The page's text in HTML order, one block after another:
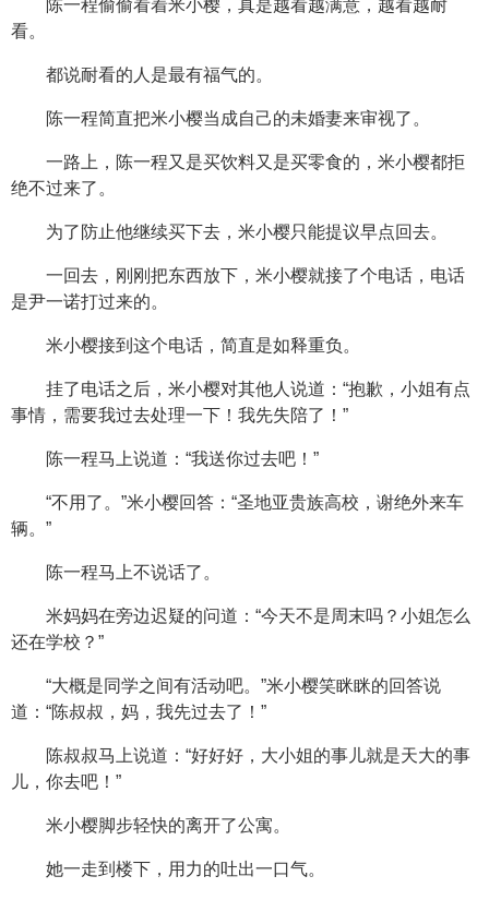
陈一程偷偷看着米小樱，真是越看越满意，越看越耐
看。
都说耐看的人是最有福气的。
陈一程简直把米小樱当成自己的未婚妻来审视了。
一路上，陈一程又是买饮料又是买零食的，米小樱都拒
绝不过来了。
为了防止他继续买下去，米小樱只能提议早点回去。
一回去，刚刚把东西放下，米小樱就接了个电话，电话
是尹一诺打过来的。
米小樱接到这个电话，简直是如释重负。
挂了电话之后，米小樱对其他人说道：“抱歉，小姐有点
事情，需要我过去处理一下！我先失陪了！”
陈一程马上说道：“我送你过去吧！”
“不用了。”米小樱回答：“圣地亚贵族高校，谢绝外来车
辆。”
陈一程马上不说话了。
米妈妈在旁边迟疑的问道：“今天不是周末吗？小姐怎么
还在学校？”
“大概是同学之间有活动吧。”米小樱笑眯眯的回答说
道：“陈叔叔，妈，我先过去了！”
陈叔叔马上说道：“好好好，大小姐的事儿就是天大的事
儿，你去吧！”
米小樱脚步轻快的离开了公寓。
她一走到楼下，用力的吐出一口气。